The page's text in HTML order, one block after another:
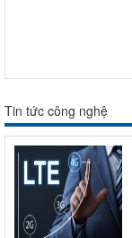
Tin tức công nghệ